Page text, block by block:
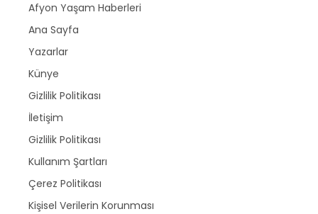
Afyon Yaşam Haberleri
Ana Sayfa
Yazarlar
Künye
Gizlilik Politikası
İletişim
Gizlilik Politikası
Kullanım Şartları
Çerez Politikası
Kişisel Verilerin Korunması